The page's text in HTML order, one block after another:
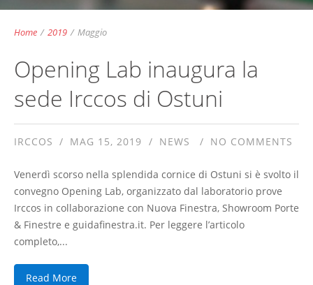
Home / 2019 / Maggio
Opening Lab inaugura la
sede Irccos di Ostuni
IRCCOS MAG 15, 2019 NEWS NO COMMENTS
Venerdì scorso nella splendida cornice di Ostuni si è svolto il
convegno Opening Lab, organizzato dal laboratorio prove
Irccos in collaborazione con Nuova Finestra, Showroom Porte
& Finestre e guidafinestra.it. Per leggere l’articolo
completo,...
Read More